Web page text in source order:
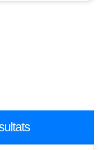
Trié
par